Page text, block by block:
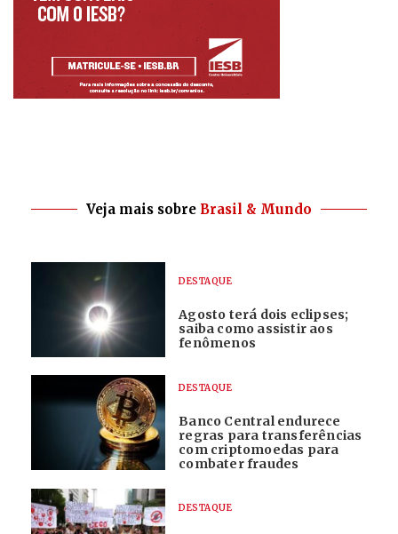
Veja mais sobre Brasil & Mundo
DESTAQUE
Agosto terá dois eclipses;
saiba como assistir aos
fenômenos
DESTAQUE
Banco Central endurece
regras para transferências
com criptomoedas para
combater fraudes
DESTAQUE